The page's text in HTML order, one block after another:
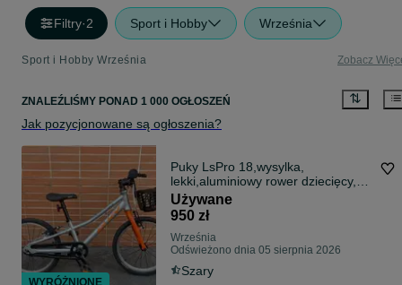
Filtry·2 Sport i Hobby Września
Sport i Hobby Września Zobacz
ZNALEŹLIŚMY PONAD 1 000 OGŁOSZEŃ
Jak pozycjonowane są ogłoszenia?
Puky LsPro 18,wysylka,
lekki,aluminiowy rower dziecięcy,
koła 18 cali
Używane
950 zł
Września
Odświeżono dnia 05 sierpnia 2026
Szary